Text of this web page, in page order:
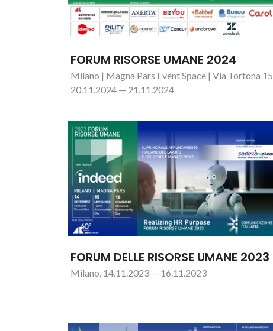
FORUM RISORSE UMANE 2024
Milano | Magna Pars Event Space | Via Tortona 15,
20.11.2024 — 21.11.2024
FORUM DELLE RISORSE UMANE 2023
Milano, 14.11.2023 — 16.11.2023